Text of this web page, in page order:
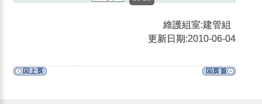
維護組室:建管組
更新日期:2010-06-04